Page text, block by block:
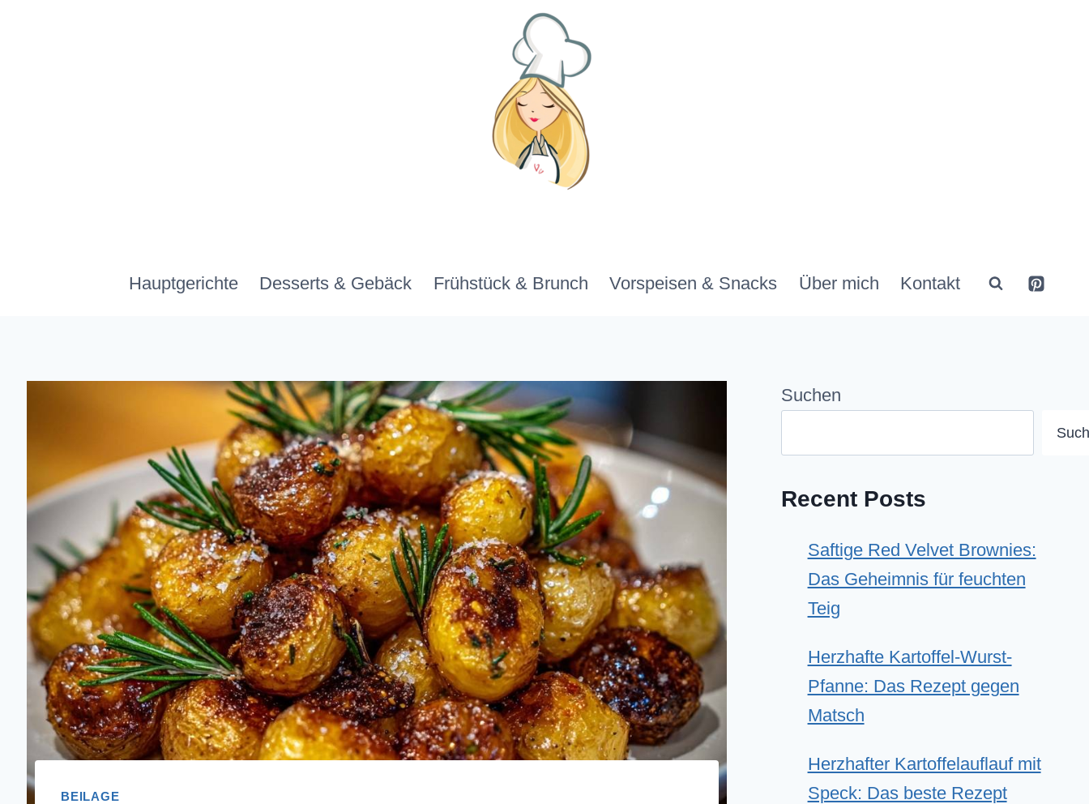
Hauptgerichte Desserts & Gebäck Frühstück & Brunch Vorspeisen & Snacks Über mich Kontakt
BEILAGE
Suchen
Recent Posts
Saftige Red Velvet Brownies:
Das Geheimnis für feuchten
Teig
Herzhafte Kartoffel-Wurst-
Pfanne: Das Rezept gegen
Matsch
Herzhafter Kartoffelauflauf mit
Speck: Das beste Rezept